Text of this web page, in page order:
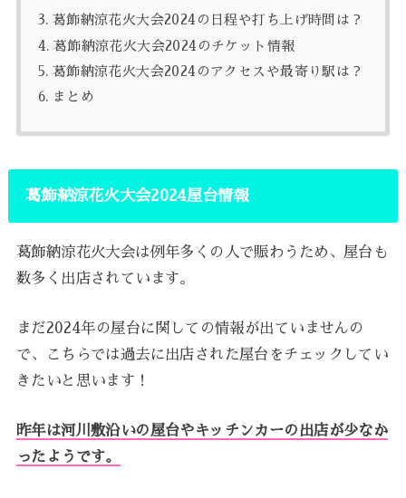
葛飾納涼花火大会2024の日程や打ち上げ時間は？
葛飾納涼花火大会2024のチケット情報
葛飾納涼花火大会2024のアクセスや最寄り駅は？
まとめ
葛飾納涼花火大会2024屋台情報
葛飾納涼花火大会は例年多くの人で賑わうため、屋台も
数多く出店されています。
まだ2024年の屋台に関しての情報が出ていませんの
で、こちらでは過去に出店された屋台をチェックしてい
きたいと思います！
昨年は河川敷沿いの屋台やキッチンカーの出店が少なか
ったようです。